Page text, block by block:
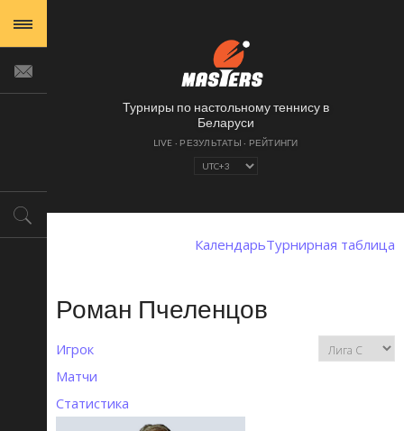
Турниры по настольному теннису в
Беларуси
КалендарьТурнирная таблица
Роман Пчеленцов
Игрок
Матчи
Статистика